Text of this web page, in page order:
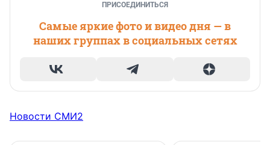
ПРИСОЕДИНИТЬСЯ
Самые яркие фото и видео дня — в
наших группах в социальных сетях
Новости СМИ2